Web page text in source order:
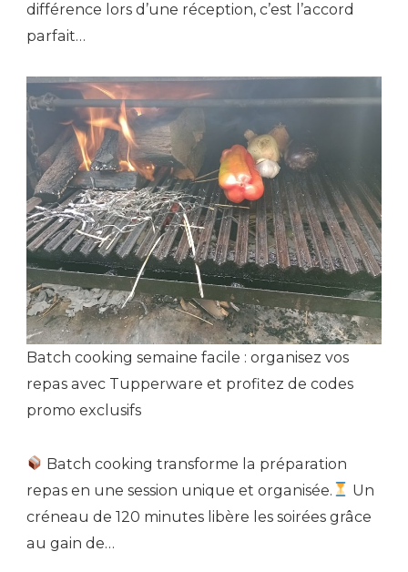
différence lors d’une réception, c’est l’accord
parfait…
Batch cooking semaine facile : organisez vos
repas avec Tupperware et profitez de codes
promo exclusifs
Batch cooking transforme la préparation
repas en une session unique et organisée.
Un
créneau de 120 minutes libère les soirées grâce
au gain de…